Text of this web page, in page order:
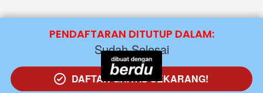
PENDAFTARAN DITUTUP DALAM:
Sudah Selesai
` DAFTAR GRATIS SEKARANG!